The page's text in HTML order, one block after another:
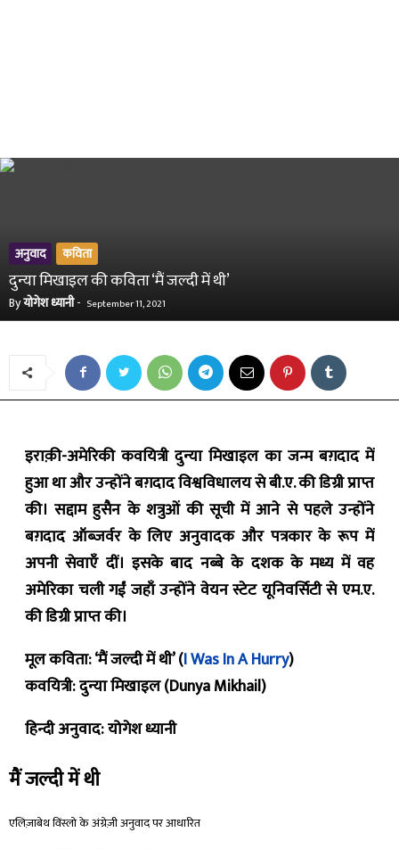
अनुवाद कविता
दुन्या मिखाइल की कविता ‘मैं जल्दी में थी’
Byयोगेश ध्यानी- September 11, 2021
इराक़ी-अमेरिकी कवयित्री दुन्या मिखाइल का जन्म बग़दाद में
हुआ था और उन्होंने बग़दाद विश्वविधालय से बी.ए. की डिग्री प्राप्त
की। सद्दाम हुसैन के शत्रुओं की सूची में आने से पहले उन्होंने
बग़दाद ऑब्ज़र्वर के लिए अनुवादक और पत्रकार के रूप में
अपनी सेवाएँ दीं। इसके बाद नब्बे के दशक के मध्य में वह
अमेरिका चली गईं जहाँ उन्होंने वेयन स्टेट यूनिवर्सिटी से एम.ए.
की डिग्री प्राप्त की।
मूल कविता: ‘मैं जल्दी में थी’ (I Was In A Hurry)
कवयित्री: दुन्या मिखाइल (Dunya Mikhail)
हिन्दी अनुवाद: योगेश ध्यानी
मैं जल्दी में थी
एलिज़ाबेथ विंस्लो के अंग्रेज़ी अनुवाद पर आधारित